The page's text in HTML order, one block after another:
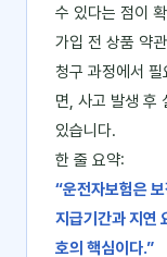
수 있다는 점이
가입 전 상품 약
청구 과정에서
면, 사고 발생 후
있습니다.
한 줄 요약:
“운전자보험은
지급기간과 지연
호의 핵심이다.”